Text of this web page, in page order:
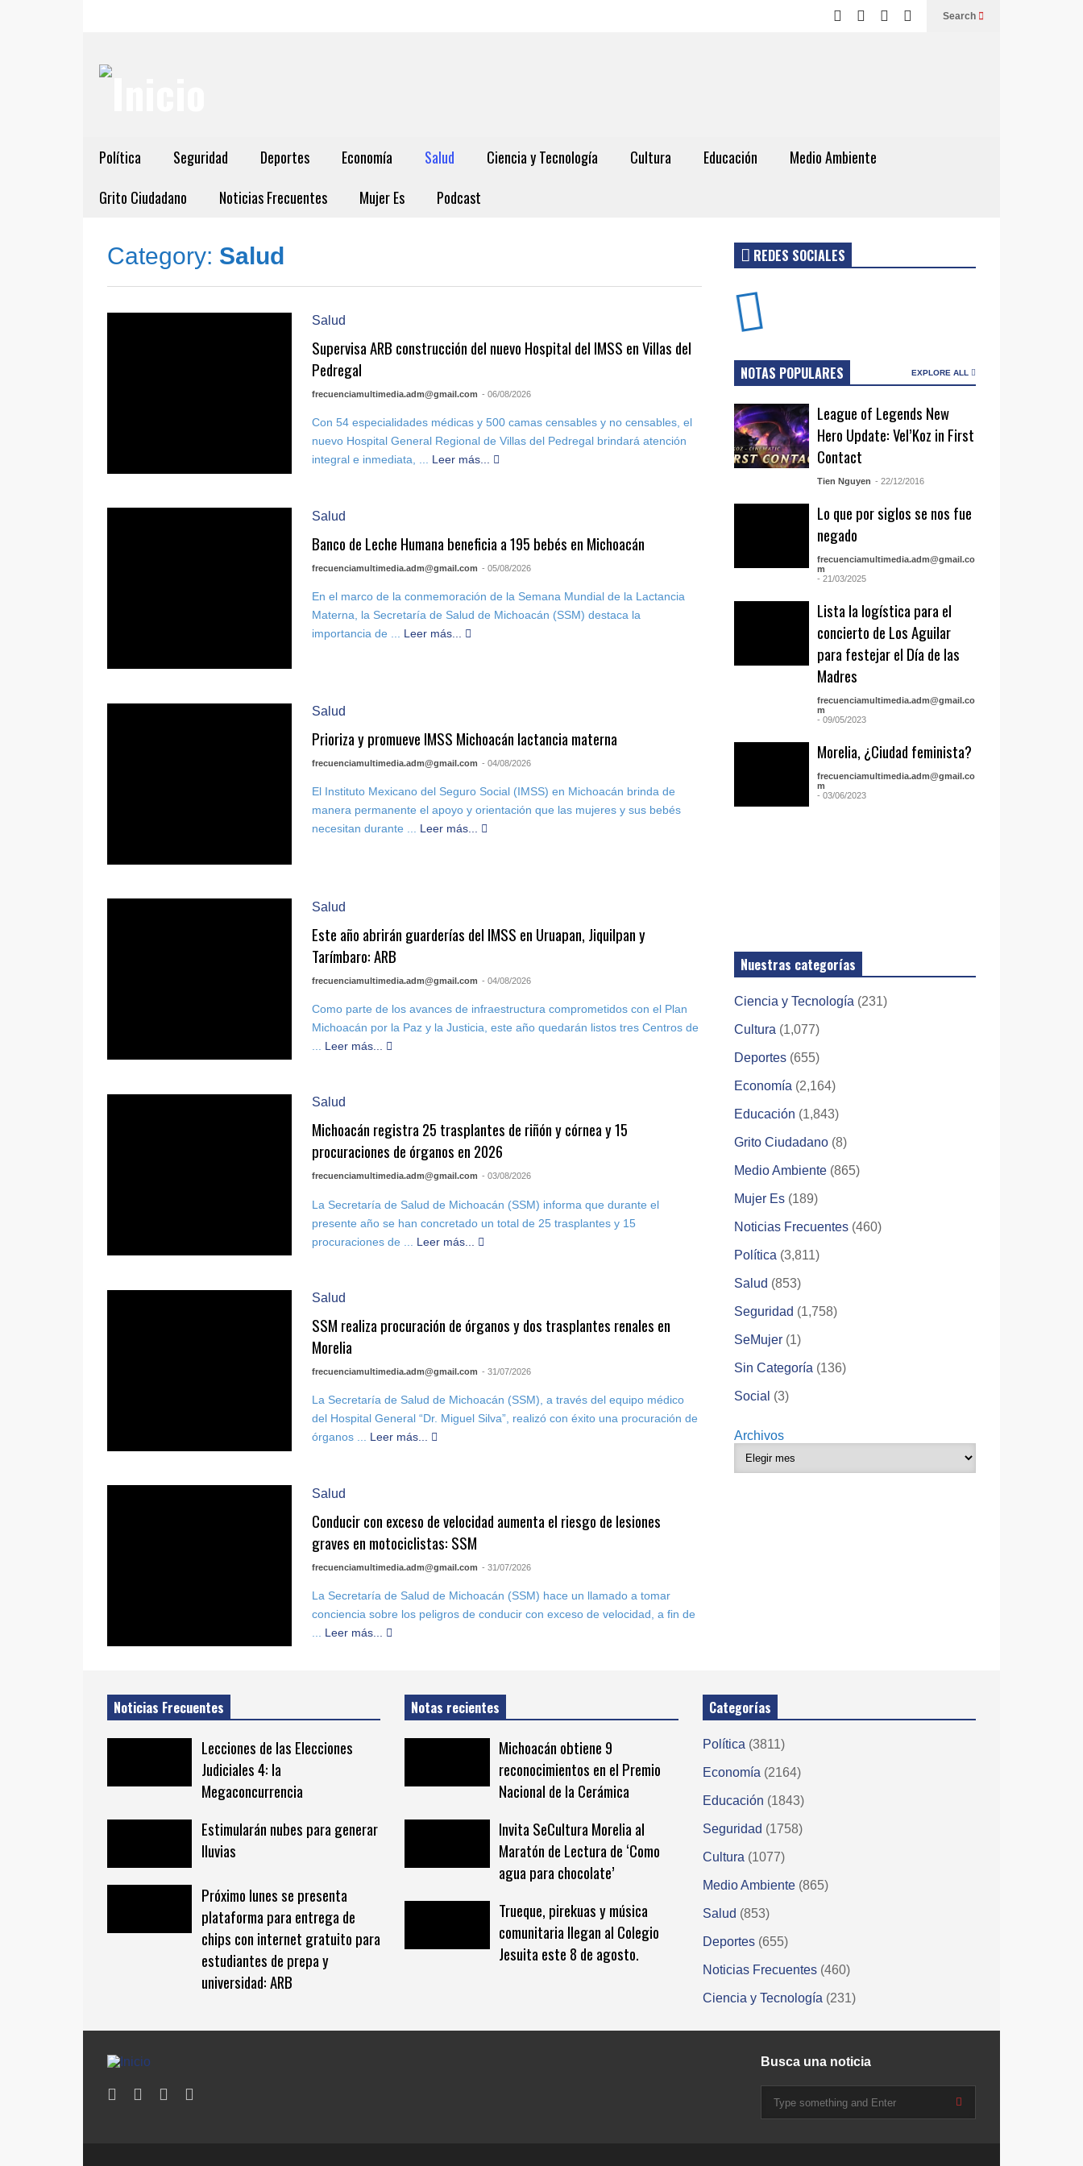
Search
Política Seguridad Deportes Economía Salud Ciencia y Tecnología Cultura Educación
Medio Ambiente
Grito Ciudadano
Noticias Frecuentes Mujer Es Podcast
Category: Salud
Salud
Supervisa ARB construcción del nuevo Hospital del IMSS en Villas del
Pedregal
frecuenciamultimedia.adm@gmail.com - 06/08/2026
Con 54 especialidades médicas y 500 camas censables y no censables, el
nuevo Hospital General Regional de Villas del Pedregal brindará atención
integral e inmediata, ...
Leer más...
Salud
Banco de Leche Humana beneficia a 195 bebés en Michoacán
frecuenciamultimedia.adm@gmail.com - 05/08/2026
En el marco de la conmemoración de la Semana Mundial de la Lactancia
Materna, la Secretaría de Salud de Michoacán (SSM) destaca la
importancia de ...
Leer más...
Salud
Prioriza y promueve IMSS Michoacán lactancia materna
frecuenciamultimedia.adm@gmail.com - 04/08/2026
El Instituto Mexicano del Seguro Social (IMSS) en Michoacán brinda de
manera permanente el apoyo y orientación que las mujeres y sus bebés
necesitan durante ... Leer más...
Salud
Este año abrirán guarderías del IMSS en Uruapan, Jiquilpan y
Tarímbaro: ARB
frecuenciamultimedia.adm@gmail.com - 04/08/2026
Como parte de los avances de infraestructura comprometidos con el Plan
Michoacán por la Paz y la Justicia, este año quedarán listos tres Centros de
Leer más...
Salud
Michoacán registra 25 trasplantes de riñón y córnea y 15
procuraciones de órganos en 2026
frecuenciamultimedia.adm@gmail.com - 03/08/2026
La Secretaría de Salud de Michoacán (SSM) informa que durante el
presente año se han concretado un total de 25 trasplantes y 15
procuraciones de ...
Leer más...
Salud
SSM realiza procuración de órganos y dos trasplantes renales en
Morelia
frecuenciamultimedia.adm@gmail.com - 31/07/2026
La Secretaría de Salud de Michoacán (SSM), a través del equipo médico
del Hospital General “Dr. Miguel Silva”, realizó con éxito una procuración de
órganos ...
Leer más...
Salud
Conducir con exceso de velocidad aumenta el riesgo de lesiones
graves en motociclistas: SSM
frecuenciamultimedia.adm@gmail.com - 31/07/2026
La Secretaría de Salud de Michoacán (SSM) hace un llamado a tomar
conciencia sobre los peligros de conducir con exceso de velocidad, a fin de
Leer más...
REDES SOCIALES
NOTAS POPULARES EXPLORE ALL
League of Legends New
Hero Update: Vel’Koz in First
Contact
Tien Nguyen - 22/12/2016
Lo que por siglos se nos fue
negado
frecuenciamultimedia.adm@gmail.co
m
- 21/03/2025
Lista la logística para el
concierto de Los Aguilar
para festejar el Día de las
Madres
frecuenciamultimedia.adm@gmail.co
m
- 09/05/2023
Morelia, ¿Ciudad feminista?
frecuenciamultimedia.adm@gmail.co
m
- 03/06/2023
Nuestras categorías
Ciencia y Tecnología (231)
Cultura (1,077)
Deportes (655)
Economía (2,164)
Educación (1,843)
Grito Ciudadano (8)
Medio Ambiente (865)
Mujer Es (189)
Noticias Frecuentes (460)
Política (3,811)
Salud (853)
Seguridad (1,758)
SeMujer (1)
Sin Categoría (136)
Social (3)
Archivos
Noticias Frecuentes
Lecciones de las Elecciones
Judiciales 4: la
Megaconcurrencia
Estimularán nubes para generar
lluvias
Próximo lunes se presenta
plataforma para entrega de
chips con internet gratuito para
estudiantes de prepa y
universidad: ARB
Notas recientes
Michoacán obtiene 9
reconocimientos en el Premio
Nacional de la Cerámica
Invita SeCultura Morelia al
Maratón de Lectura de ‘Como
agua para chocolate’
Trueque, pirekuas y música
comunitaria llegan al Colegio
Jesuita este 8 de agosto.
Categorías
Política (3811)
Economía (2164)
Educación (1843)
Seguridad (1758)
Cultura (1077)
Medio Ambiente (865)
Salud (853)
Deportes (655)
Noticias Frecuentes (460)
Ciencia y Tecnología (231)
Busca una noticia